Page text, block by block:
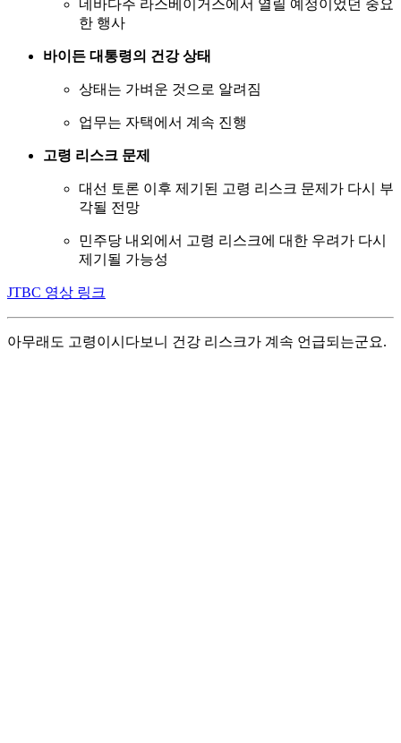
네바다주 라스베이거스에서 열릴 예정이었던 중요
한 행사
바이든 대통령의 건강 상태
상태는 가벼운 것으로 알려짐
업무는 자택에서 계속 진행
고령 리스크 문제
대선 토론 이후 제기된 고령 리스크 문제가 다시 부
각될 전망
민주당 내외에서 고령 리스크에 대한 우려가 다시
제기될 가능성
JTBC 영상 링크
아무래도 고령이시다보니 건강 리스크가 계속 언급되는군요.